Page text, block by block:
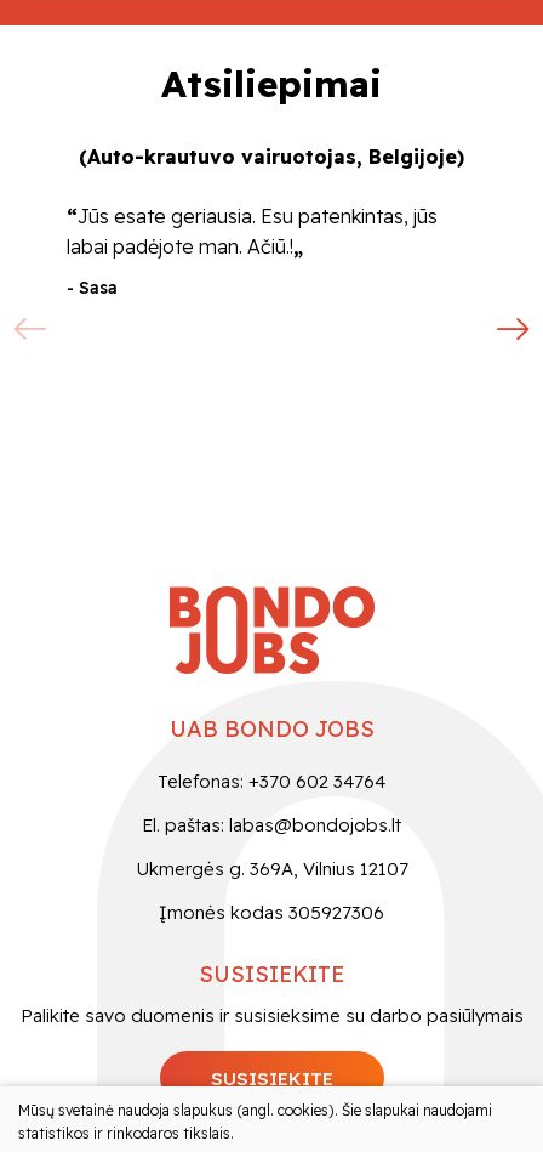
Atsiliepimai
(Auto-krautuvo vairuotojas, Belgijoje)
“Jūs esate geriausia. Esu patenkintas, jūs
labai padėjote man. Ačiū.!„
- Sasa
man
UAB BONDO JOBS
Telefonas: +370 602 34764
El. paštas: labas@bondojobs.lt
Ukmergės g. 369A, Vilnius 12107
Įmonės kodas 305927306
SUSISIEKITE
Palikite savo duomenis ir susisieksime su darbo pasiūlymais
SUSISIEKITE
Mūsų svetainė naudoja slapukus (angl. cookies). Šie slapukai naudojami
statistikos ir rinkodaros tikslais.